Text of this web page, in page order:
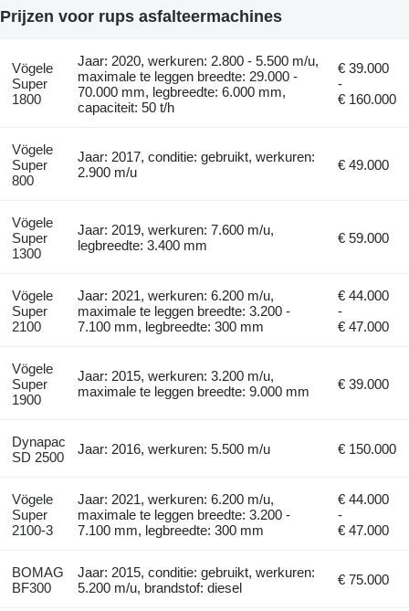
Prijzen voor rups asfalteermachines
Vögele
Super
1800
Jaar: 2020, werkuren: 2.800 - 5.500 m/u,
maximale te leggen breedte: 29.000 -
70.000 mm, legbreedte: 6.000 mm,
capaciteit: 50 t/h
€ 39.000
-
€ 160.000
Vögele
Super
800
Jaar: 2017, conditie: gebruikt, werkuren:
2.900 m/u
€ 49.000
Vögele
Super
1300
Jaar: 2019, werkuren: 7.600 m/u,
legbreedte: 3.400 mm
€ 59.000
Vögele
Super
2100
Jaar: 2021, werkuren: 6.200 m/u,
maximale te leggen breedte: 3.200 -
7.100 mm, legbreedte: 300 mm
€ 44.000
-
€ 47.000
Vögele
Super
1900
Jaar: 2015, werkuren: 3.200 m/u,
maximale te leggen breedte: 9.000 mm
€ 39.000
Dynapac
SD 2500
Jaar: 2016, werkuren: 5.500 m/u € 150.000
Vögele
Super
2100-3
Jaar: 2021, werkuren: 6.200 m/u,
maximale te leggen breedte: 3.200 -
7.100 mm, legbreedte: 300 mm
€ 44.000
-
€ 47.000
BOMAG
BF300
Jaar: 2015, conditie: gebruikt, werkuren:
5.200 m/u, brandstof: diesel
€ 75.000